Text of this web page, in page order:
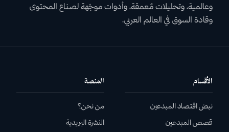
وعالمية، وتحليلات مٌعمقة، وأدوات موجّهة لصناع المحتوى
وقادة السوق في العالم العربي.
الأقسام
نبض اقتصاد المبدعين
قصص المبدعين
المنصة
من نحن؟
النشرة البريدية